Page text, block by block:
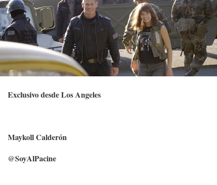
Exclusivo desde Los Angeles
Maykoll Calderón
@SoyAlPacine